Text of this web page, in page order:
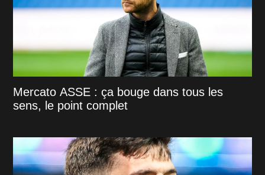
Mercato ASSE : ça bouge dans tous les
sens, le point complet